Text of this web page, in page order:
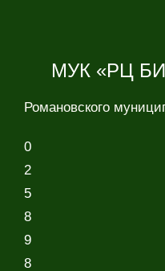
МУК «РЦ
Романовского
0
2
5
8
9
8